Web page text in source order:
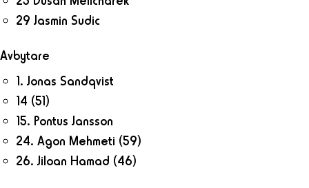
29 Jasmin Sudic
Avbytare
1. Jonas Sandqvist
14 (51)
15. Pontus Jansson
24. Agon Mehmeti (59)
26. Jiloan Hamad (46)